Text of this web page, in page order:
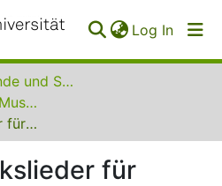
Log In
Service für Blinde und Sehbehinderte der UB Dortmund
Digitalisierte Braille-Musik-Matrizen des VzfB
Deutsche Volkslieder für gemischten Chor
für